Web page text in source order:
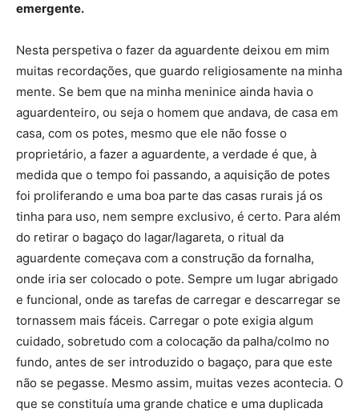
emergente.
Nesta perspetiva o fazer da aguardente deixou em mim
muitas recordações, que guardo religiosamente na minha
mente. Se bem que na minha meninice ainda havia o
aguardenteiro, ou seja o homem que andava, de casa em
casa, com os potes, mesmo que ele não fosse o
proprietário, a fazer a aguardente, a verdade é que, à
medida que o tempo foi passando, a aquisição de potes
foi proliferando e uma boa parte das casas rurais já os
tinha para uso, nem sempre exclusivo, é certo. Para além
do retirar o bagaço do lagar/lagareta, o ritual da
aguardente começava com a construção da fornalha,
onde iria ser colocado o pote. Sempre um lugar abrigado
e funcional, onde as tarefas de carregar e descarregar se
tornassem mais fáceis. Carregar o pote exigia algum
cuidado, sobretudo com a colocação da palha/colmo no
fundo, antes de ser introduzido o bagaço, para que este
não se pegasse. Mesmo assim, muitas vezes acontecia. O
que se constituía uma grande chatice e uma duplicada